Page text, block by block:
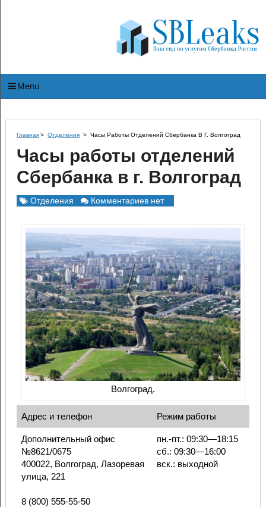
Menu
Главная> Отделения > Часы Работы Отделений Сбербанка В Г. Волгоград
Часы работы отделений
Сбербанка в г. Волгоград
Отделения Комментариев нет
Волгоград.
Адрес и телефон Режим работы
Дополнительный офис
№8621/0675
400022, Волгоград, Лазоревая
улица, 221
8 (800) 555-55-50
пн.-пт.: 09:30—18:15
сб.: 09:30—16:00
вск.: выходной